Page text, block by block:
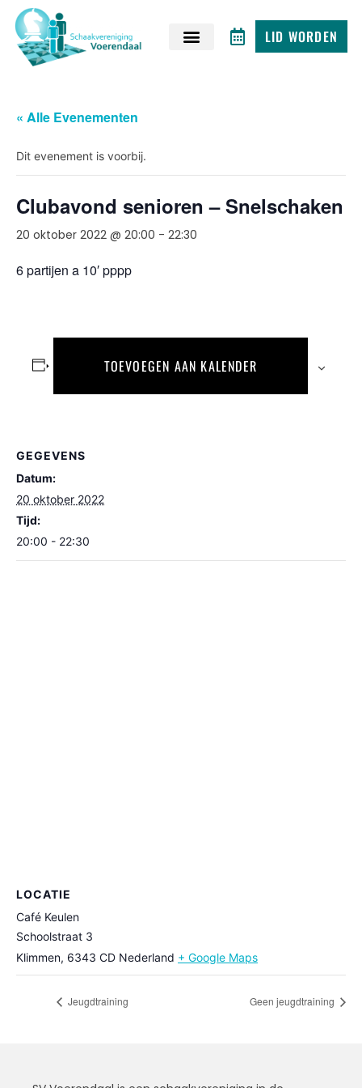
LID WORDEN
« Alle Evenementen
Dit evenement is voorbij.
Clubavond senioren – Snelschaken
20 oktober 2022 @ 20:00 - 22:30
6 partijen a 10′ pppp
TOEVOEGEN AAN KALENDER
GEGEVENS
Datum:
20 oktober 2022
Tijd:
20:00 - 22:30
LOCATIE
Café Keulen
Schoolstraat 3
Klimmen, 6343 CD Nederland + Google Maps
Jeugdtraining Geen jeugdtraining